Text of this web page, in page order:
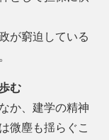
が窮迫している
む
か、建学の精神
微塵も揺らぐこ